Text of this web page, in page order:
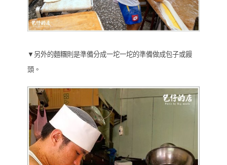
▼另外的麵糰則是準備分成一坨一坨的準備做成包子或饅
頭。